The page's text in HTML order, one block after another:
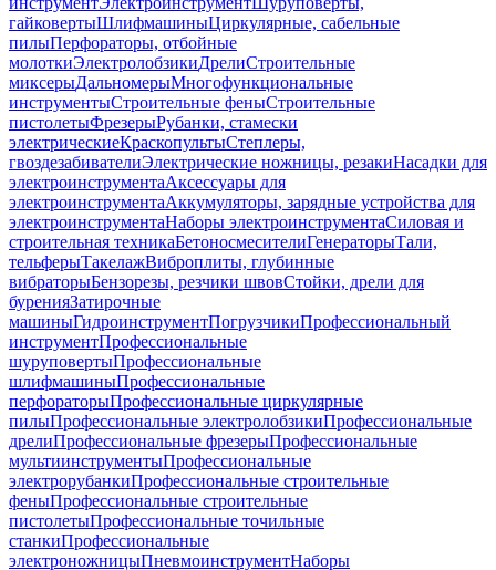
гайковертыШлифмашиныЦиркулярные, сабельные
пилыПерфораторы, отбойные
молоткиЭлектролобзикиДрелиСтроительные
миксерыДальномерыМногофункциональные
инструментыСтроительные феныСтроительные
пистолетыФрезерыРубанки, стамески
электрическиеКраскопультыСтеплеры,
гвоздезабивателиЭлектрические ножницы, резакиНасадки для
электроинструментаАксессуары для
электроинструментаАккумуляторы, зарядные устройства для
электроинструментаНаборы электроинструментаСиловая и
строительная техникаБетоносмесителиГенераторыТали,
тельферыТакелажВиброплиты, глубинные
вибраторыБензорезы, резчики швовСтойки, дрели для
буренияЗатирочные
машиныГидроинструментПогрузчикиПрофессиональный
инструментПрофессиональные
шуруповертыПрофессиональные
шлифмашиныПрофессиональные
перфораторыПрофессиональные циркулярные
пилыПрофессиональные электролобзикиПрофессиональные
дрелиПрофессиональные фрезерыПрофессиональные
мультиинструментыПрофессиональные
электрорубанкиПрофессиональные строительные
феныПрофессиональные строительные
пистолетыПрофессиональные точильные
станкиПрофессиональные
электроножницыПневмоинструментНаборы